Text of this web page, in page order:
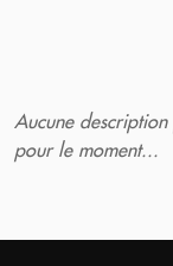
Aucune
pour le moment...